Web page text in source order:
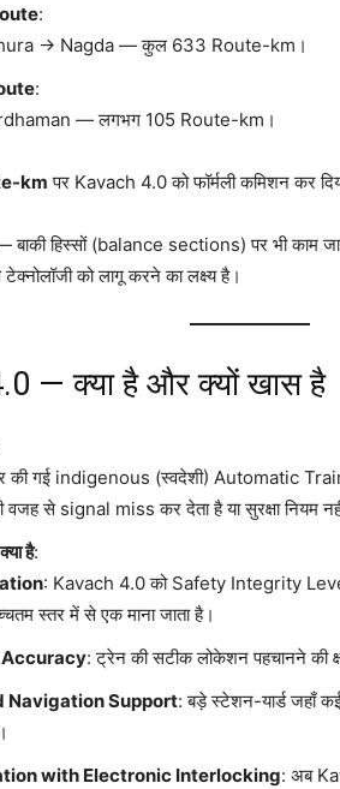
:
→ Nagda — कुल 633 Route-km।
:
— लगभग 105 Route-km।
km पर Kavach 4.0 को फॉर्मली कमिशन कर
हिस्सों (balance sections) पर भी काम
को लागू करने का लक्ष्य है।
— क्या है और क्यों खास है
की गई indigenous (स्वदेशी) Automatic
से signal miss कर देता है या सुरक्षा नियम
है:
: Kavach 4.0 को Safety Integrity
स्तर में से एक माना जाता है।
Accuracy: ट्रेन की सटीक लोकेशन पहचानने की
Navigation Support: बड़े स्टेशन-यार्ड जहाँ
with Electronic Interlocking: अब